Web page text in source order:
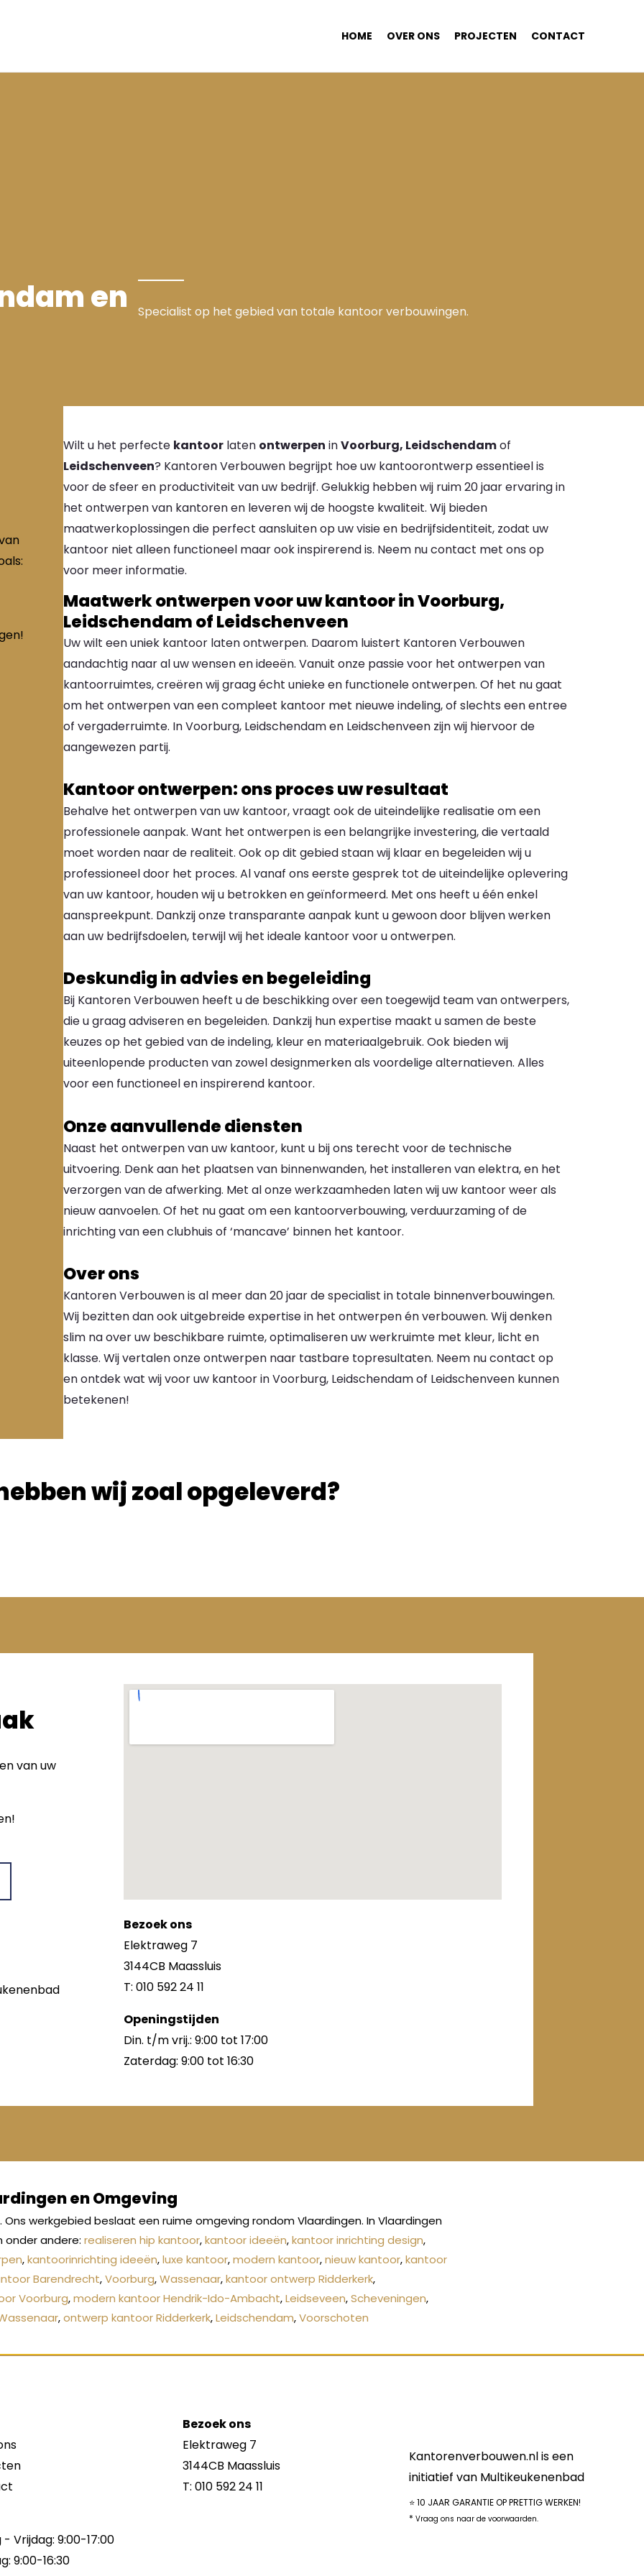
HOME OVER ONS PROJECTEN CONTACT
en Specialist op het gebied van totale kantoor verbouwingen.
Wilt u het perfecte kantoorlaten ontwerpen inVoorburg, Leidschendamof
Leidschenveen? Kantoren Verbouwen begrijpt hoe uw kantoorontwerp essentieel is
voor de sfeer en productiviteit van uw bedrijf. Gelukkig hebben wij ruim 20 jaar ervaring in
het ontwerpen van kantoren en leveren wij de hoogste kwaliteit. Wij bieden
maatwerkoplossingen die perfect aansluiten op uw visie en bedrijfsidentiteit, zodat uw
kantoor niet alleen functioneel maar ook inspirerend is. Neem nu contact met ons op
voor meer informatie.
Maatwerk ontwerpen voor uw kantoor in Voorburg,
Leidschendam of Leidschenveen
Uw wilt een uniek kantoor laten ontwerpen. Daarom luistert Kantoren Verbouwen
aandachtig naar al uw wensen en ideeën. Vanuit onze passie voor het ontwerpen van
kantoorruimtes, creëren wij graag écht unieke en functionele ontwerpen. Of het nu gaat
om het ontwerpen van een compleet kantoor met nieuwe indeling, of slechts een entree
of vergaderruimte. In Voorburg, Leidschendam en Leidschenveen zijn wij hiervoor de
aangewezen partij.
Kantoor ontwerpen: ons proces uw resultaat
Behalve het ontwerpen van uw kantoor, vraagt ook de uiteindelijke realisatie om een
professionele aanpak. Want het ontwerpen is een belangrijke investering, die vertaald
moet worden naar de realiteit. Ook op dit gebied staan wij klaar en begeleiden wij u
professioneel door het proces. Al vanaf ons eerste gesprek tot de uiteindelijke oplevering
van uw kantoor, houden wij u betrokken en geïnformeerd. Met ons heeft u één enkel
aanspreekpunt. Dankzij onze transparante aanpak kunt u gewoon door blijven werken
aan uw bedrijfsdoelen, terwijl wij het ideale kantoor voor u ontwerpen.
Deskundig in advies en begeleiding
Bij Kantoren Verbouwen heeft u de beschikking over een toegewijd team van ontwerpers,
die u graag adviseren en begeleiden. Dankzij hun expertise maakt u samen de beste
keuzes op het gebied van de indeling, kleur en materiaalgebruik. Ook bieden wij
uiteenlopende producten van zowel designmerken als voordelige alternatieven. Alles
voor een functioneel en inspirerend kantoor.
Onze aanvullende diensten
Naast het ontwerpen van uw kantoor, kunt u bij ons terecht voor de technische
uitvoering. Denk aan het plaatsen van binnenwanden, het installeren van elektra, en het
verzorgen van de afwerking. Met al onze werkzaamheden laten wij uw kantoor weer als
nieuw aanvoelen. Of het nu gaat om een kantoorverbouwing, verduurzaming of de
inrichting van een clubhuis of ‘mancave’ binnen het kantoor.
Over ons
Kantoren Verbouwen is al meer dan 20 jaar de specialist in totale binnenverbouwingen.
Wij bezitten dan ook uitgebreide expertise in het ontwerpen én verbouwen. Wij denken
slim na over uw beschikbare ruimte, optimaliseren uw werkruimte met kleur, licht en
klasse. Wij vertalen onze ontwerpen naar tastbare topresultaten. Neem nu contact op
en ontdek wat wij voor uw kantoor in Voorburg, Leidschendam of Leidschenveen kunnen
betekenen!
wij zoal opgeleverd?
van uw
Bezoek ons
Elektraweg 7
3144CB Maassluis
T: 010 592 24 11
Openingstijden
Din. t/m vrij.: 9:00 tot 17:00
Zaterdag: 9:00 tot 16:30
en Omgeving
Ons werkgebied beslaat een ruime omgeving rondom Vlaardingen. In Vlaardingen
onder andere: realiseren hip kantoor,kantoor ideeën,kantoor inrichting design,
,kantoorinrichting ideeën,luxe kantoor,modern kantoor,nieuw kantoor,kantoor
Barendrecht,Voorburg,Wassenaar,kantoor ontwerp Ridderkerk,
Voorburg,modern kantoor Hendrik-Ido-Ambacht,Leidseveen,Scheveningen,
,ontwerp kantoor Ridderkerk,Leidschendam,Voorschoten
- Vrijdag: 9:00-17:00
9:00-16:30
Bezoek ons
Elektraweg 7
3144CB Maassluis
T: 010 592 24 11
Kantorenverbouwen.nl is een
initiatief van Multikeukenenbad
⭐ 10 JAAR GARANTIE OP PRETTIG WERKEN!
* Vraag ons naar de voorwaarden.